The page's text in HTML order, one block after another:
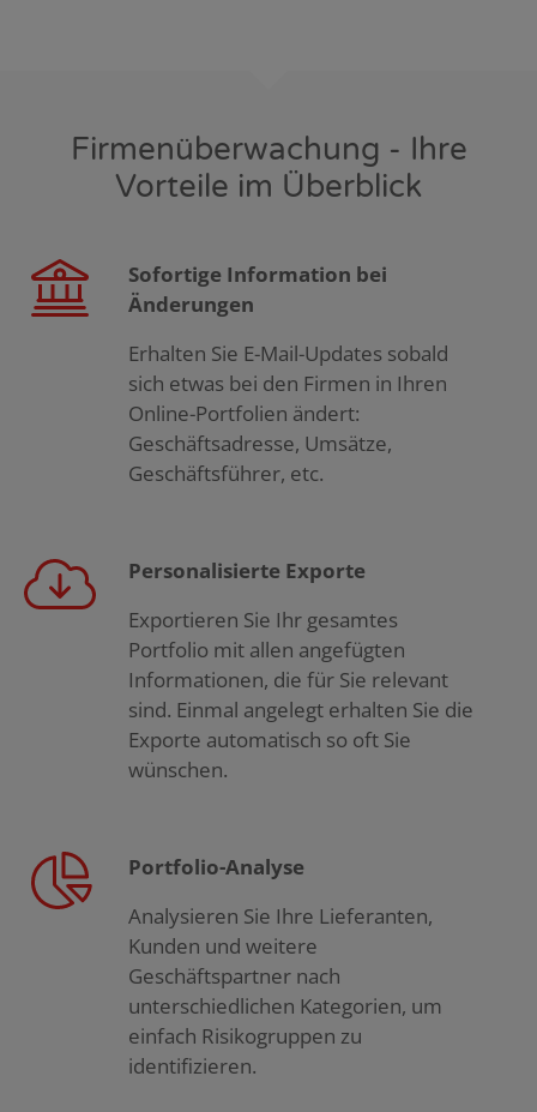
Firmenüberwachung - Ihre
Vorteile im Überblick
Sofortige Information bei
Änderungen
Erhalten Sie E-Mail-Updates sobald
sich etwas bei den Firmen in Ihren
Online-Portfolien ändert:
Geschäftsadresse, Umsätze,
Geschäftsführer, etc.
Personalisierte Exporte
Exportieren Sie Ihr gesamtes
Portfolio mit allen angefügten
Informationen, die für Sie relevant
sind. Einmal angelegt erhalten Sie die
Exporte automatisch so oft Sie
wünschen.
Portfolio-Analyse
Analysieren Sie Ihre Lieferanten,
Kunden und weitere
Geschäftspartner nach
unterschiedlichen Kategorien, um
einfach Risikogruppen zu
identifizieren.